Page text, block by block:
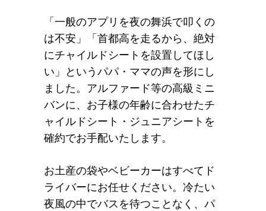
「一般のアプリを夜の舞浜で叩くの
は不安」「首都高を走るから、絶対
にチャイルドシートを設置してほし
い」というパパ・ママの声を形にし
ました。アルファード等の高級ミニ
バンに、お子様の年齢に合わせたチ
ャイルドシート・ジュニアシートを
確約でお手配いたします。
お土産の袋やベビーカーはすべてド
ライバーにお任せください。冷たい
夜風の中でバスを待つことなく、パ